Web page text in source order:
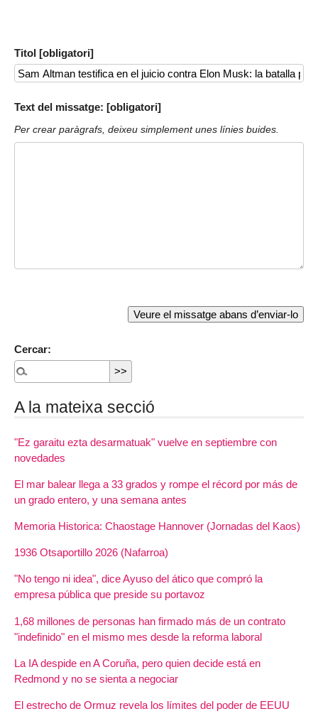
Titol [obligatori]
Text del missatge: [obligatori]
Per crear paràgrafs, deixeu simplement unes línies buides.
Cercar:
A la mateixa secció
"Ez garaitu ezta desarmatuak" vuelve en septiembre con
novedades
El mar balear llega a 33 grados y rompe el récord por más de
un grado entero, y una semana antes
Memoria Historica: Chaostage Hannover (Jornadas del Kaos)
1936 Otsaportillo 2026 (Nafarroa)
"No tengo ni idea", dice Ayuso del ático que compró la
empresa pública que preside su portavoz
1,68 millones de personas han firmado más de un contrato
"indefinido" en el mismo mes desde la reforma laboral
La IA despide en A Coruña, pero quien decide está en
Redmond y no se sienta a negociar
El estrecho de Ormuz revela los límites del poder de EEUU